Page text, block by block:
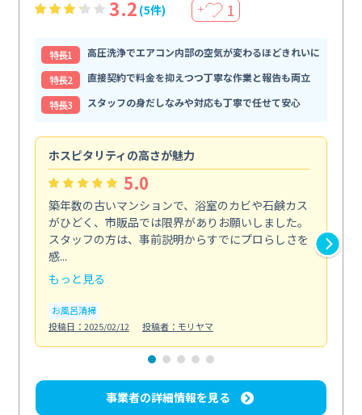
3.2 (5件) ＋ 1
特⻑1
高圧洗浄でエアコン内部の空気が変わるほどきれいに
特⻑2
直接契約で料金を抑えつつ丁寧な作業と報告も両立
特⻑3
スタッフの身だしなみや対応も丁寧で任せて安心
ホスピタリティの高さが魅力
5.0
築年数の古いマンションで、浴室のカビや石鹸カス
がひどく、市販品では限界がありお願いしました。
スタッフの方は、事前説明からすでにプロらしさを
感...
もっと見る
お風呂清掃
投稿日：2025/02/12
投稿者：モリヤマ
事業者の詳細情報を見る